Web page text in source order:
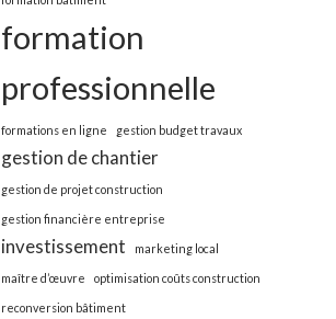
formation
professionnelle
formations en ligne gestion budget travaux
gestion de chantier
gestion de projet construction
gestion financière entreprise
investissement marketing local
maître d’œuvre optimisation coûts construction
reconversion bâtiment